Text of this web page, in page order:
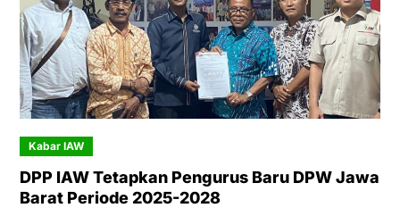
Kabar IAW
DPP IAW Tetapkan Pengurus Baru DPW Jawa
Barat Periode 2025-2028